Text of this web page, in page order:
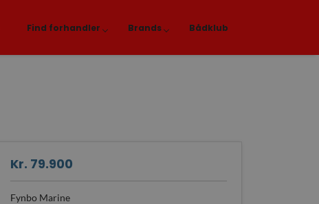
Find forhandler Brands Bådklub
Kr. 79.900
Fynbo Marine